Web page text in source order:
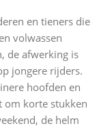
en tieners die
volwassen
de afwerking is
jongere rijders.
hoofden en
om korte stukken
de helm